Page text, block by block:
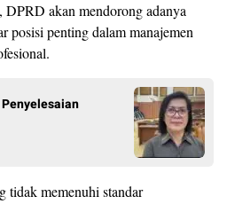
akan mendorong adanya
posisi penting dalam manajemen
tidak memenuhi standar